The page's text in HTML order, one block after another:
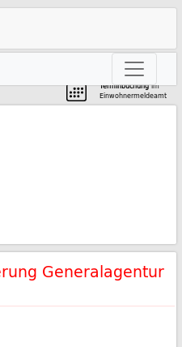
Terminbuchungim
Einwohnermeldeamt
Generalagentur